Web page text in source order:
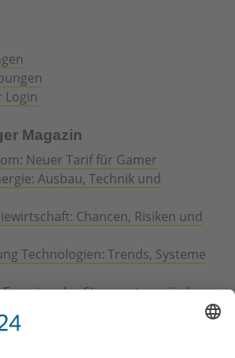
Login
Magazin
Neuer Tarif für Gamer
Ausbau, Technik und
Chancen, Risiken und
Technologien: Trends, Systeme
das Stromnetz verändern
Effizienz, Netze und